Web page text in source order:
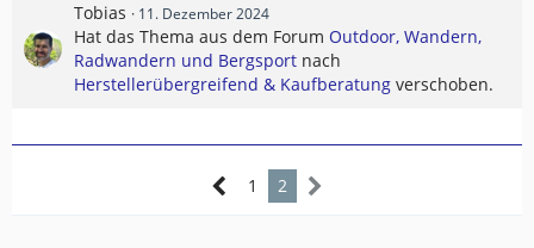
Tobias 11. Dezember 2024
Hat das Thema aus dem Forum Outdoor, Wandern,
Radwandern und Bergsport nach
Herstellerübergreifend & Kaufberatung verschoben.
1 2